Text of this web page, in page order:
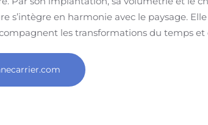
s’intègre en harmonie avec le paysage.
les transformations du temps et